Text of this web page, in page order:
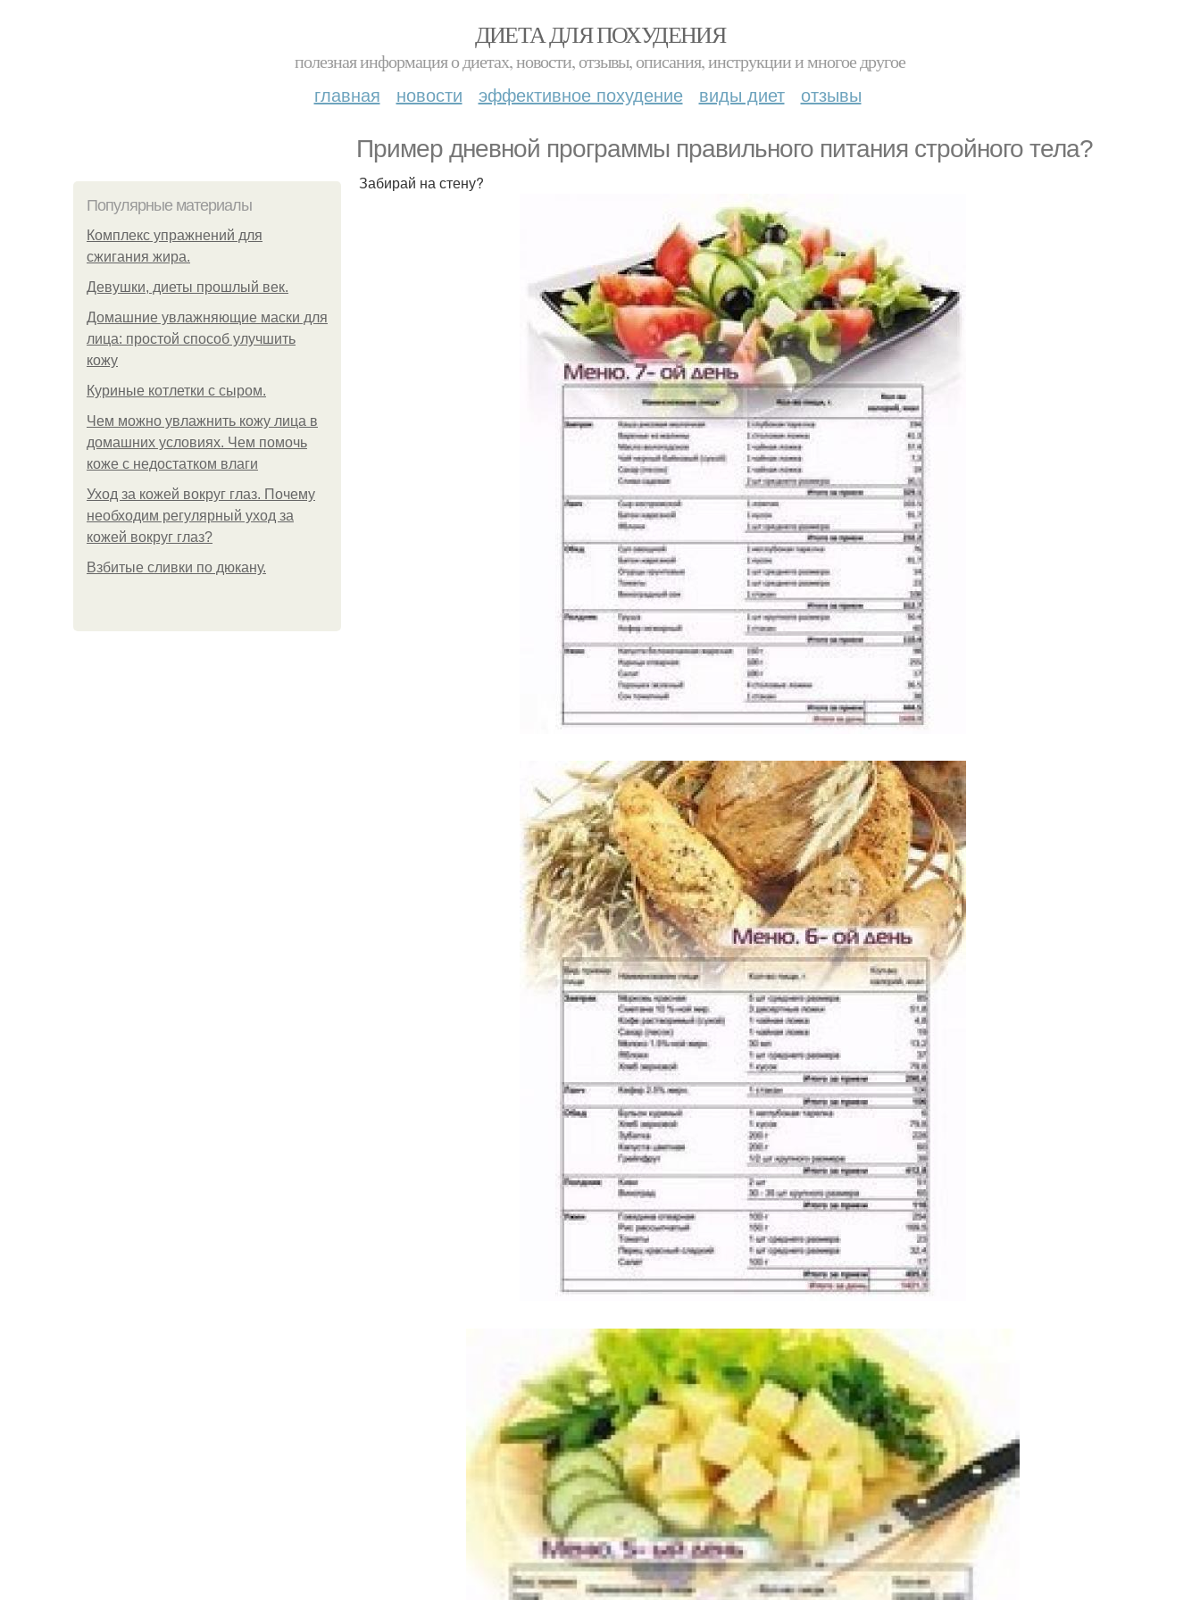
ДИЕТА ДЛЯ ПОХУДЕНИЯ
полезная информация о диетах, новости, отзывы, описания, инструкции и многое другое
главная новости эффективное похудение виды диет отзывы
Пример дневной программы правильного питания стройного тела?
Популярные материалы
Комплекс упражнений для
сжигания жира.
Девушки, диеты прошлый век.
Домашние увлажняющие маски для
лица: простой способ улучшить
кожу
Куриные котлетки с сыром.
Чем можно увлажнить кожу лица в
домашних условиях. Чем помочь
коже с недостатком влаги
Уход за кожей вокруг глаз. Почему
необходим регулярный уход за
кожей вокруг глаз?
Взбитые сливки по дюкану.
Забирай на стену?